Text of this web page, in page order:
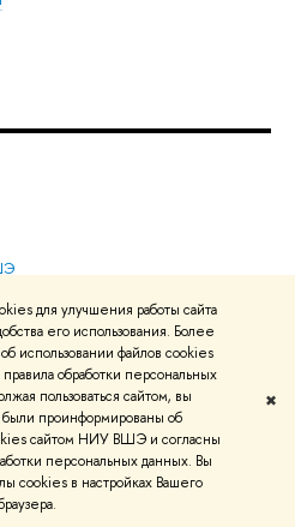
для улучшения работы сайта
его использования. Более
использовании файлов cookies
обработки персональных
пользоваться сайтом, вы
проинформированы об
сайтом НИУ ВШЭ и согласны
персональных данных. Вы
cookies в настройках Вашего
✖
об имуществе и
характера